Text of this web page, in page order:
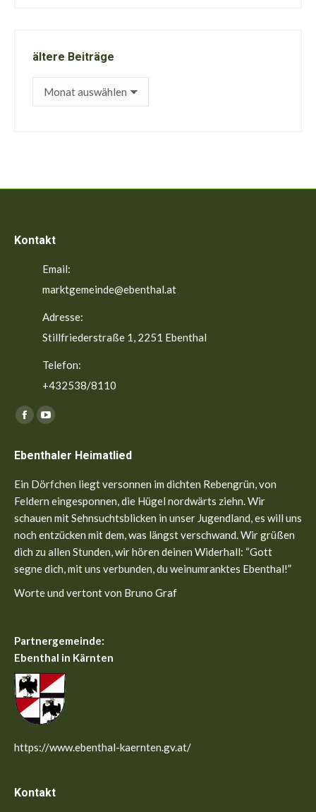
ältere Beiträge
ältere
Kontakt
Email:
marktgemeinde@ebenthal.at
Adresse:
Stillfriederstraße 1, 2251 Ebenthal
Telefon:
+432538/8110
Finden Sie uns auf:
Facebook
opens
in
new
window
YouTube
opens
in
new
window
Ebenthaler Heimatlied
Ein Dörfchen liegt versonnen im dichten Rebengrün, von
Feldern eingesponnen, die Hügel nordwärts ziehn. Wir
schauen mit Sehnsuchtsblicken in unser Jugendland, es will uns
noch entzücken mit dem, was längst verschwand. Wir grüßen
dich zu allen Stunden, wir hören deinen Widerhall: “Gott
segne dich, mit uns verbunden, du weinumranktes Ebenthal!”
Worte und vertont von Bruno Graf
Partnergemeinde:
Ebenthal in Kärnten
https://www.ebenthal-kaernten.gv.at/
Kontakt